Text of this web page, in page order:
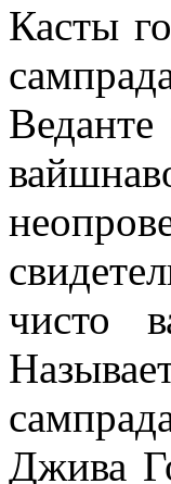
Касты
чисто
Джива